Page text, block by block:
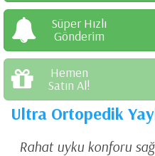
Süper Hızlı
Gönderim
Hemen
Satın Al!
Ultra Ortopedik
Rahat uyku konforu